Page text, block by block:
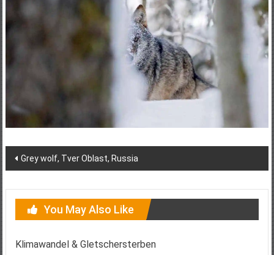
Post
Grey wolf, Tver Oblast, Russia
You May Also Like
Klimawandel & Gletschersterben